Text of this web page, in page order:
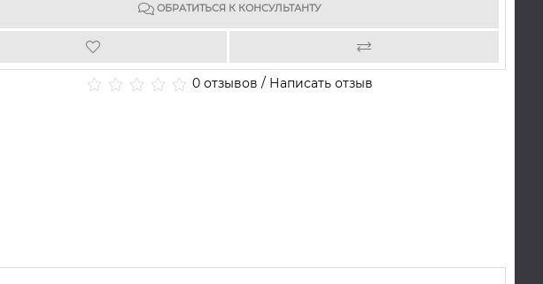
ОБРАТИТЬСЯ К КОНСУЛЬТАНТУ
0 отзывов / Написать отзыв